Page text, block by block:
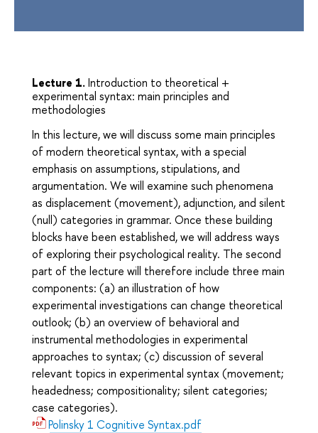
Lecture 1.Introduction to theoretical +
experimental syntax: main principles and
methodologies
In this lecture, we will discuss some main principles
of modern theoretical syntax, with a special
emphasis on assumptions, stipulations, and
argumentation. We will examine such phenomena
as displacement (movement), adjunction, and silent
(null) categories in grammar. Once these building
blocks have been established, we will address ways
of exploring their psychological reality. The second
part of the lecture will therefore include three main
components: (a) an illustration of how
experimental investigations can change theoretical
outlook; (b) an overview of behavioral and
instrumental methodologies in experimental
approaches to syntax; (c) discussion of several
relevant topics in experimental syntax (movement;
headedness; compositionality; silent categories;
case categories).
Polinsky 1 Cognitive Syntax.pdf